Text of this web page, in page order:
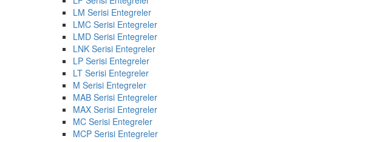
LM Serisi Entegreler
LMC Serisi Entegreler
LMD Serisi Entegreler
LNK Serisi Entegreler
LP Serisi Entegreler
LT Serisi Entegreler
M Serisi Entegreler
MAB Serisi Entegreler
MAX Serisi Entegreler
MC Serisi Entegreler
MCP Serisi Entegreler